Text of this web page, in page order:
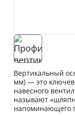
Вертикальный
мм) — это
навесного
называют
напоминающего